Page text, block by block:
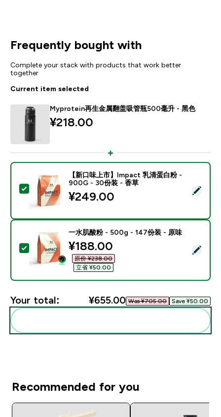
Frequently bought with
Complete your stack with products that work better
together
Current item selected
Myprotein再生金属翻盖吸管瓶500毫升 - 黑色
¥218.00‎
Select this product - 【新口味上市】Impact 乳清蛋
【新口味上市】Impact 乳清蛋白粉 -
900G - 30份装 - 香草
¥249.00‎
Select this product - 一水肌酸粉 - 500g - 147份装 -
一水肌酸粉 - 500g - 147份装 - 原味
discounted price
¥188.00‎
原价 ¥238.00‎
立省 ¥50.00‎
Your total: ¥655.00‎ Was ¥705.00‎ Save ¥50.00‎
Recommended for you